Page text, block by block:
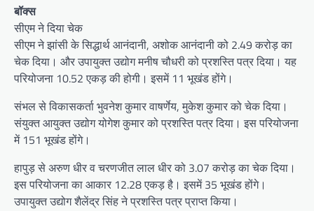
बॉक्स
सीएम ने दिया चेक
सीएम ने झांसी के सिद्धार्थ आनंदानी, अशोक आनंदानी को 2.49 करोड़ का
चेक दिया। और उपायुक्त उद्योग मनीष चौधरी को प्रशस्ति पत्र दिया। यह
परियोजना 10.52 एकड़ की होगी। इसमें 11 भूखंड होंगे।
संभल से विकासकर्ता भुवनेश कुमार वाषर्णेय, मुकेश कुमार को चेक दिया।
संयुक्त आयुक्त उद्योग योगेश कुमार को प्रशस्ति पत्र दिया। इस परियोजना
में 151 भूखंड होंगे।
हापुड़ से अरुण धीर व चरणजीत लाल धीर को 3.07 करोड़ का चेक दिया।
इस परियोजना का आकार 12.28 एकड़ है। इसमें 35 भूखंड होंगे।
उपायुक्त उद्योग शैलेंद्र सिंह ने प्रशस्ति पत्र प्राप्त किया।